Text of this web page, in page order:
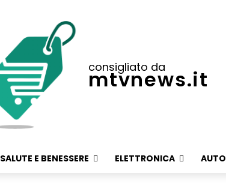
consigliato da
mtvnews.it
SALUTE E BENESSERE ELETTRONICA